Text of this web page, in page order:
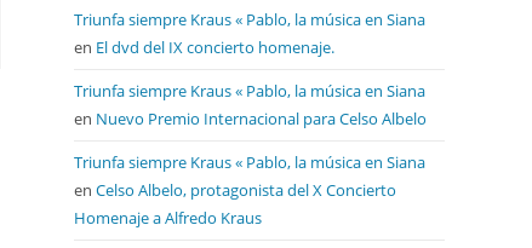
Triunfa siempre Kraus « Pablo, la música en Siana
en El dvd del IX concierto homenaje.
Triunfa siempre Kraus « Pablo, la música en Siana
en Nuevo Premio Internacional para Celso Albelo
Triunfa siempre Kraus « Pablo, la música en Siana
en Celso Albelo, protagonista del X Concierto
Homenaje a Alfredo Kraus